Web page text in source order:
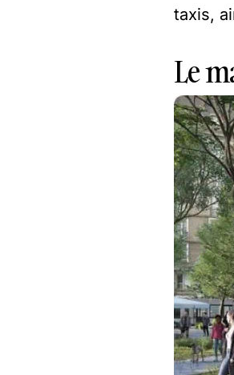
taxis,
Le